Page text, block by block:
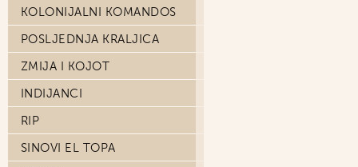
KOLONIJALNI KOMANDOS
POSLJEDNJA KRALJICA
ZMIJA I KOJOT
INDIJANCI
RIP
SINOVI EL TOPA